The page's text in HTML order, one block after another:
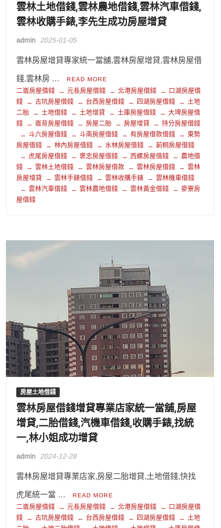
雲林土地借錢,雲林農地借錢,雲林汽車借錢,
雲林收購手錶,李先生成功房屋增貸
admin 2025-01-05
雲林房屋增貸專家統一當舖,雲林房屋增貸,雲林房屋借
錢,雲林房 … READ MORE
二崙房屋借錢 元長房屋借錢 北港房屋借錢
口湖房屋借
錢
古坑房屋借錢 台西房屋借錢 四湖房屋借錢
土地
二胎
土地借錢 土地增貸 土庫房屋借錢
大埤房屋借
錢
崙背房屋借錢 房屋二胎 房屋增貸
持分房屋借錢
斗六房屋借錢
斗南房屋借錢 有房屋借款借錢
東勢
房屋借錢
林內房屋借錢 水林房屋借錢
莿桐房屋借錢
虎尾房屋借錢
褒忠房屋借錢 西螺房屋借錢
農地借
錢
雲林土地借錢 雲林房屋借款 雲林房屋借錢
雲林
房屋增貸
雲林手錶借錢 雲林收購手錶
雲林機車借錢
雲林汽車借錢
雲林農地借錢 雲林黃金借錢
麥寮房
屋借錢
房屋土地借錢
雲林房屋借錢增貸專業店家統一當舖,房屋
增貸,二胎借錢,汽機車借錢,收購手錶,找統
一,林小姐成功增貸
admin 2024-12-28
雲林房屋增貸專業店家,房屋二胎增貸,土地借錢,快找
虎尾統一當 … READ MORE
二崙房屋借錢 元長房屋借錢 北港房屋借錢
口湖房屋借
錢
古坑房屋借錢 台西房屋借錢 四湖房屋借錢
土地